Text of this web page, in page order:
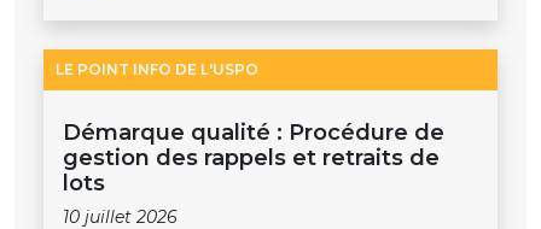
LE POINT INFO DE L'USPO
Démarque qualité : Procédure de
gestion des rappels et retraits de
lots
10 juillet 2026